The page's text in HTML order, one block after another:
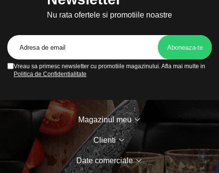
Nu rata ofertele si promotiile noastre
Vreau sa primesc newsletter cu promotiile magazinului. Afla mai multe in
Politica de Confidentialitate
Magazinul meu
Clienti
Date comerciale